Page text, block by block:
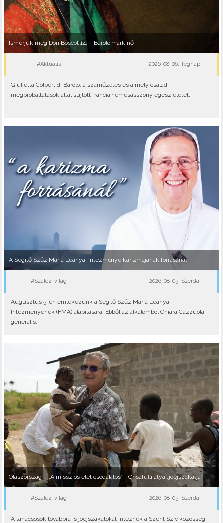
Ismerjük meg Don Boscót 14. – Barolo márkinő
#Aktuális 2026-08-06, Tegnap
Giulietta Colbert di Barolo, a száműzetés és a mély családi
megpróbáltatások által sújtott francia nemesasszony egész életét..
A Segítő Szűz Mária Leányai Intézménye karizmájának forrásánál
#Szalézi világ 2026-08-05, Szerda
Augusztus 5-én emlékezünk a Segítő Szűz Mária Leányai
Intézményének (FMA) alapítására. Ebből az alkalomból Chiara Cazzuola
generális..
Olaszország – „A missziós élet csodálatos” - Crisafulli atya „jóéjszakátja”
#Szalézi világ 2026-08-05, Szerda
A tanácsosok továbbra is jóéjszakátokat intéznek a Szent Szív közösség